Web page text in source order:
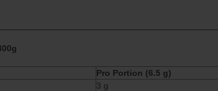
Pro Portion (6.5 g)
3 g